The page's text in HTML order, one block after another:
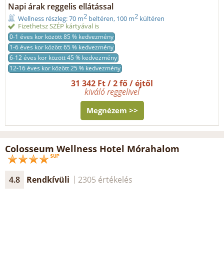
Napi árak reggelis ellátással
Wellness részleg: 70 m2 beltéren, 100 m2 kültéren
Fizethetsz SZÉP kártyával is
0-1 éves kor között 85 % kedvezmény
1-6 éves kor között 65 % kedvezmény
6-12 éves kor között 45 % kedvezmény
12-16 éves kor között 25 % kedvezmény
31 342 Ft / 2 fő / éjtől
kiváló reggelivel
Megnézem >>
Colosseum Wellness Hotel Mórahalom
4.8 Rendkívüli 2305 értékelés